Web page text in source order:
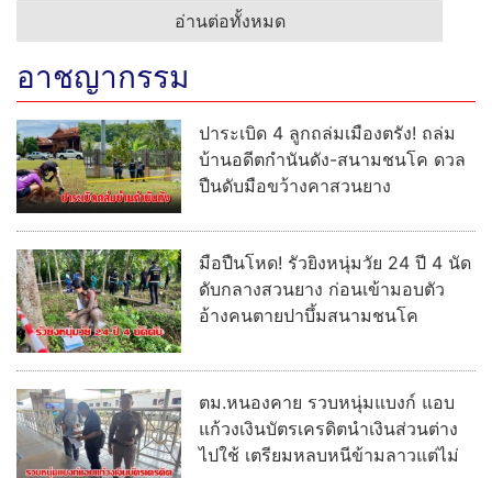
อ่านต่อทั้งหมด
อาชญากรรม
ปาระเบิด 4 ลูกถล่มเมืองตรัง! ถล่ม
บ้านอดีตกำนันดัง-สนามชนโค ดวล
ปืนดับมือขว้างคาสวนยาง
มือปืนโหด! รัวยิงหนุ่มวัย 24 ปี 4 นัด
ดับกลางสวนยาง ก่อนเข้ามอบตัว
อ้างคนตายปาบึ้มสนามชนโค
ตม.หนองคาย รวบหนุ่มแบงก์ แอบ
แก้วงเงินบัตรเครดิตนำเงินส่วนต่าง
ไปใช้ เตรียมหลบหนีข้ามลาวแต่ไม่